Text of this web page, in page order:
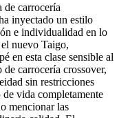
de carrocería
inyectado un estilo
e individualidad en lo
nuevo Taigo,
en esta clase sensible al
carrocería crossover,
sin restricciones
vida completamente
mencionar las